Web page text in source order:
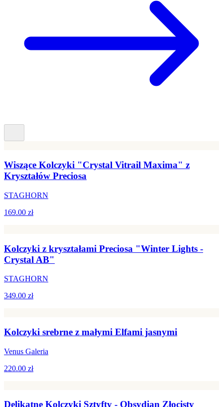
Wiszące Kolczyki "Crystal Vitrail Maxima" z
Kryształów Preciosa
STAGHORN
169.00 zł
Kolczyki z kryształami Preciosa "Winter Lights -
Crystal AB"
STAGHORN
349.00 zł
Kolczyki srebrne z małymi Elfami jasnymi
Venus Galeria
220.00 zł
Delikatne Kolczyki Sztyfty - Obsydian Złocisty